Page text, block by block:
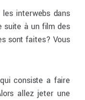
interwebs dans
suite à un film des
sont faites? Vous
consiste a faire
allez jeter une